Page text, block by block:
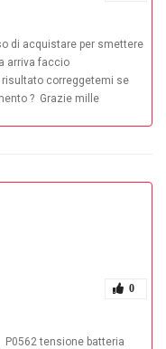
di acquistare per smettere
arriva faccio
correggetemi se
? Grazie mille
0
tensione batteria